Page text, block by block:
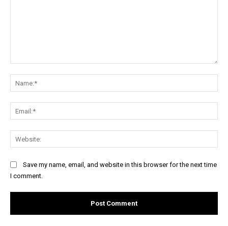
Save my name, email, and website in this browser for the next time
I comment.